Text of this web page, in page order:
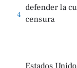
4
defender la
censura
Estados